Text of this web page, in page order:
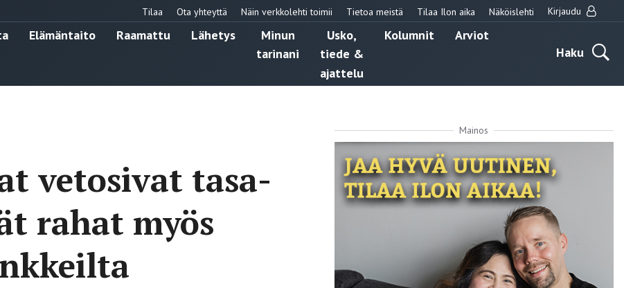
Tilaa Ota yhteyttä Näin verkkolehti toimii Tietoa meistä Tilaa Ilon aika Näköislehti Kirjaudu
Elämäntaito Raamattu Lähetys
Minun
tarinani
Usko,
tiede &
ajattelu
Kolumnit
Arviot
Haku
vetosivat tasa-
rahat myös
Mainos